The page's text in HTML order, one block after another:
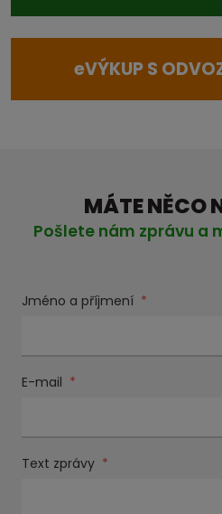
eVÝKUP S
MÁTE NĚCO
Pošlete nám zprávu a
Jméno a příjmení *
E-mail *
Text zprávy *